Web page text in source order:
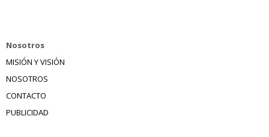
Nosotros
MISIÓN Y VISIÓN
NOSOTROS
CONTACTO
PUBLICIDAD